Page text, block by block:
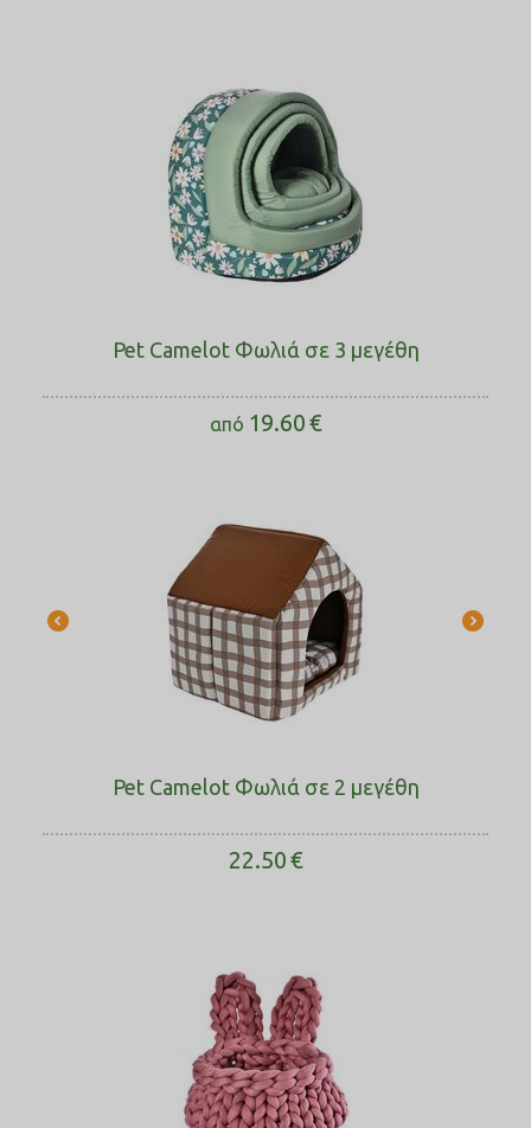
Pet Camelot Φωλιά σε 3 μεγέθη
από 19.60€
Pet Camelot Φωλιά σε 2 μεγέθη
22.50€